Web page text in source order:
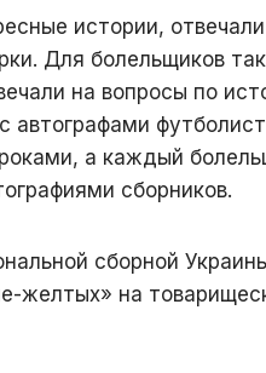
истории,
Для болельщиков
на вопросы по
автографами
а каждый
сборников.
сборной
желтых» на